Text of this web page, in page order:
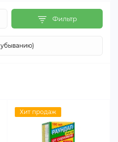
Фильтр
Хит продаж